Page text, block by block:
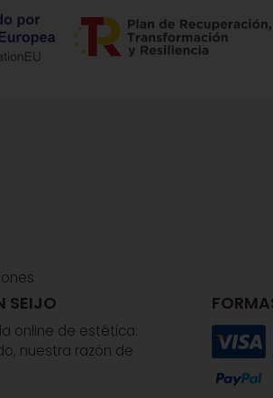
SEIJO
online de estética:
nuestra razón de